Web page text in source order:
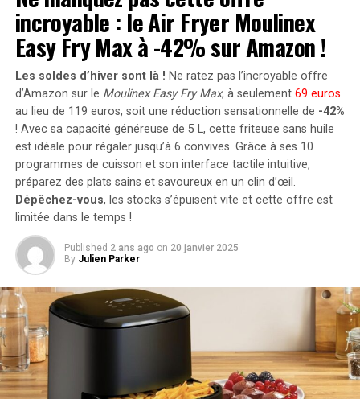
RELATED TOPICS: DEADPOOL
EXPÉRIENCE DE JEU
JEUX VIDÉO
MANETTES XBOX WOLVERINE
UP NEXT
Fuites des rendus du Pixel 9 et 9 Pro XL : découvrez le
charme de sa nouvelle teinte rose !
DON'T MISS
Nvidia se prépare à lancer ses GPU Blackwell sur le
marché chinois !
supplémentaires via des panneaux solaires additionnels,
portant ainsi la puissance totale à un impressionnant
2400 watts . Pour les utilisateurs nécessitant davantage
de stockage énergétique, il est possible d’intégrer
jusqu’à cinq batteries supplémentaires de 1,6
kilowattheure chacune, augmentant la capacité totale à
9,6 kilowattheures.
Intégration dans un Écosystème
Intelligent
Le Solarbank 2 AC s’intègre parfaitement dans un
écosystème énergétique intelligent grâce à sa
compatibilité avec le compteur Anker SOLIX Smart et
les prises intelligentes proposées par Anker. cette
fonctionnalité permet une gestion optimisée de la
consommation électrique tout en réduisant les pertes
énergétiques inutiles. De plus, Anker SOLIX prévoit
d’étendre cette compatibilité aux dispositifs Shelly.
incroyable : le Air Fryer Moulinex
Easy Fry Max à -42% sur Amazon !
Les soldes d’hiver sont là ! Ne ratez pas l’incroyable offre
d’Amazon sur le Moulinex Easy Fry Max, à seulement 69 euros
au lieu de 119 euros, soit une réduction sensationnelle de -42%
! Avec sa capacité généreuse de 5 L, cette friteuse sans huile
est idéale pour régaler jusqu’à 6 convives. Grâce à ses 10
programmes de cuisson et son interface tactile intuitive,
préparez des plats sains et savoureux en un clin d’œil.
Dépêchez-vous, les stocks s’épuisent vite et cette offre est
limitée dans le temps !
Published 2 ans ago on 20 janvier 2025
By Julien Parker